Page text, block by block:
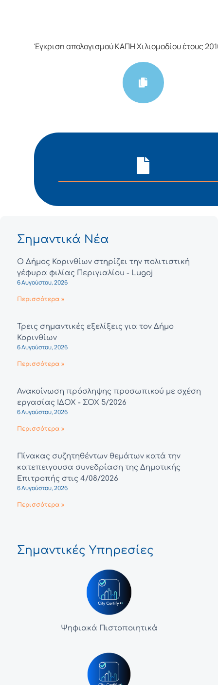
Έγκριση απολογισμού ΚΑΠΗ Χιλιομοδίου έτους
Σημαντικά Νέα
Ο Δήμος Κορινθίων στηρίζει την πολιτιστική
γέφυρα φιλίας Περιγιαλίου - Lugoj
6 Αυγούστου, 2026
Περισσότερα »
Τρεις σημαντικές εξελίξεις για τον Δήμο
Κορινθίων
6 Αυγούστου, 2026
Περισσότερα »
Ανακοίνωση πρόσληψης προσωπικού με σχέση
εργασίας ΙΔΟΧ - ΣΟΧ 5/2026
6 Αυγούστου, 2026
Περισσότερα »
Πίνακας συζητηθέντων θεμάτων κατά την
κατεπειγουσα συνεδρίαση της Δημοτικής
Επιτροπής στις 4/08/2026
6 Αυγούστου, 2026
Περισσότερα »
Σημαντικές Υπηρεσίες
Ψηφιακά Πιστοποιητικά